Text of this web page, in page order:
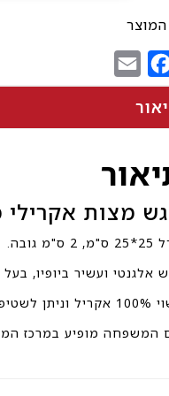
Facebook
מצות אקרילי
גובה.
אלגנטי ועשיר ביופיו,
לשטיפה ידנית.
המשפחה מופיע במרכז